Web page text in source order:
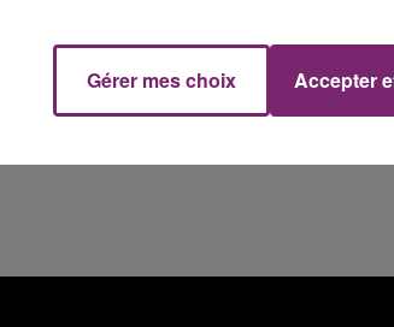
Gérer mes choix Accepter